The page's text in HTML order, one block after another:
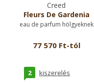
Creed
Fleurs De Gardenia
eau de parfum hölgyeknek
77 570 Ft-tól
2 kiszerelés